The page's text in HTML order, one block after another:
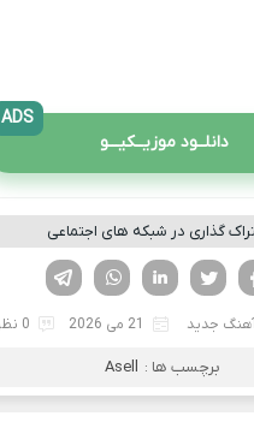
دانلــود موزیــکیـــو
ADS
گذاری در شبکه های اجتماعی
لینکدین تویتر
فیسوک
آهنگ جدید 21 می 2026 0 نظر
برچسب ها : Asell